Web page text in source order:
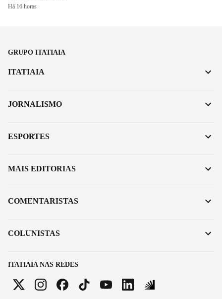
Há 16 horas
GRUPO ITATIAIA
ITATIAIA NAS REDES
ITATIAIA
JORNALISMO
ESPORTES
MAIS EDITORIAS
COMENTARISTAS
COLUNISTAS